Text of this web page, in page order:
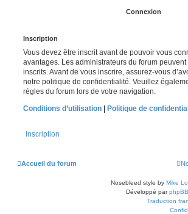
Inscription
Vous devez être inscrit avant de pouvoir vous
avantages. Les administrateurs du forum
inscrits. Avant de vous inscrire, assurez-vous
notre politique de confidentialité. Veuillez
règles du forum lors de votre navigation.
Conditions d’utilisation | Politique de
Inscription
Accueil du forum
Nosebleed style by Mike
Développé parphpBB
Traduction